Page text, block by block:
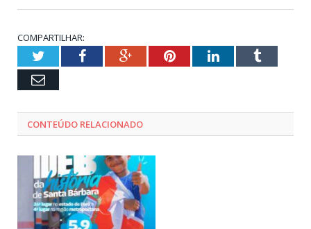
COMPARTILHAR:
TwitterFacebookGoogle+PinterestLinkedInTumblr
Email
CONTEÚDO RELACIONADO